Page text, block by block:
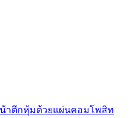
าตึกหุ้มด้วยแผ่นคอมโพสิท